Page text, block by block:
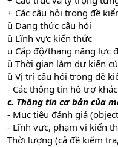
+ Các câu hỏi trong đề
ü Dạng thức câu hỏi
ü Lĩnh vực kiến thức
ü Cấp độ/thang năng lực
ü Thời gian làm dự kiến
ü Vị trí câu hỏi trong đề
- Các thông tin hỗ trợ khác
c. Thông tin cơ bản của
- Mục tiêu đánh giá
- Lĩnh vực, phạm vi kiến
Thời lượng (cả đề kiểm